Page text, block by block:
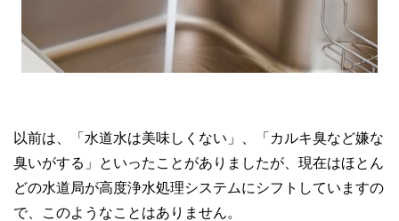
以前は、「水道水は美味しくない」、「カルキ臭など嫌な
臭いがする」といったことがありましたが、現在はほとん
どの水道局が高度浄水処理システムにシフトしていますの
で、このようなことはありません。